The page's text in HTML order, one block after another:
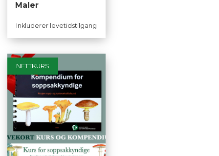
Maler
Inkluderer levetidstilgang
NETTKURS